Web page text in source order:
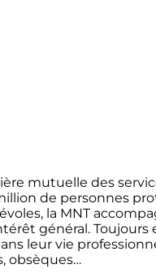
mutuelle des
de personnes
la MNT
général. Toujours
leur vie
obsèques…